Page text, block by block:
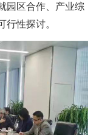
园区合作、产业综
行性探讨。